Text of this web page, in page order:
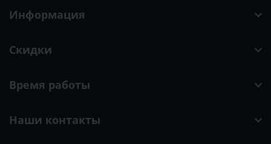
Информация
Скидки
Время работы
Наши контакты